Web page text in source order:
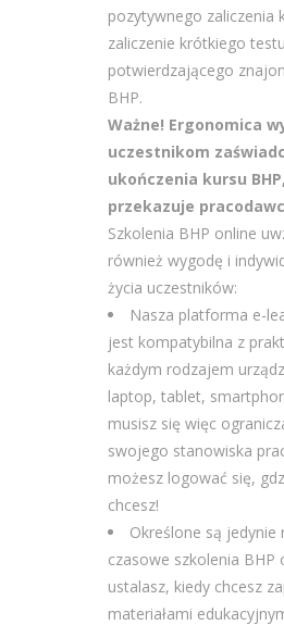
pozytywnego zaliczenia
zaliczenie krótkiego testu
potwierdzającego
BHP.
Ważne! Ergonomica
uczestnikom
ukończenia kursu
przekazuje
Szkolenia BHP online
również wygodę i
życia uczestników:
Nasza platforma e-
jest kompatybilna z
każdym rodzajem
laptop, tablet,
musisz się więc
swojego stanowiska
możesz logować się,
chcesz!
Określone są jedynie
czasowe szkolenia BHP
ustalasz, kiedy chcesz
materiałami